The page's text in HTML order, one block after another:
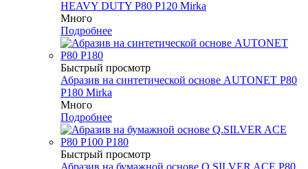
HEAVY DUTY P80 P120 Mirka
Много
Подробнее
Быстрый просмотр
Абразив на синтетической основе AUTONET P80
P180 Mirka
Много
Подробнее
Быстрый просмотр
Абразив на бумажной основе Q.SILVER ACE P80